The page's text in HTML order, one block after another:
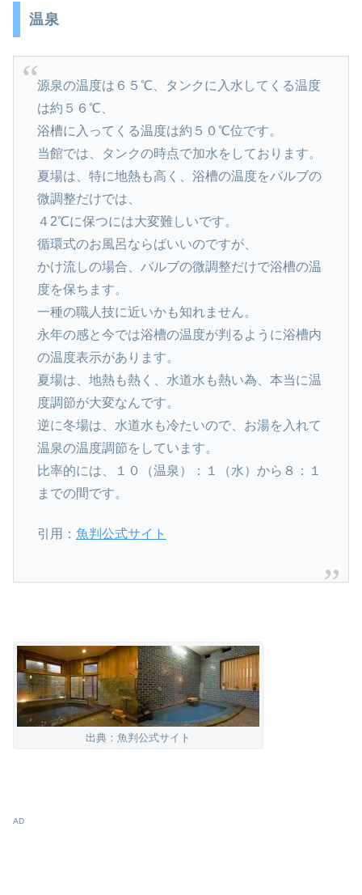
温泉
源泉の温度は６５℃、タンクに入水してくる温度
は約５６℃、
浴槽に入ってくる温度は約５０℃位です。
当館では、タンクの時点で加水をしております。
夏場は、特に地熱も高く、浴槽の温度をバルブの
微調整だけでは、
４2℃に保つには大変難しいです。
循環式のお風呂ならばいいのですが、
かけ流しの場合、バルブの微調整だけで浴槽の温
度を保ちます。
一種の職人技に近いかも知れません。
永年の感と今では浴槽の温度が判るように浴槽内
の温度表示があります。
夏場は、地熱も熱く、水道水も熱い為、本当に温
度調節が大変なんです。
逆に冬場は、水道水も冷たいので、お湯を入れて
温泉の温度調節をしています。
比率的には、１０（温泉）：１（水）から８：１
までの間です。
引用： 魚判公式サイト
出典：魚判公式サイト
AD